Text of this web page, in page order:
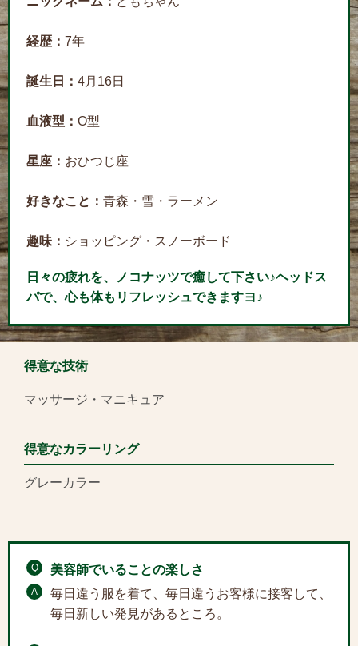
経歴： 7年
誕生日： 4月16日
血液型： O型
星座： おひつじ座
好きなこと： 青森・雪・ラーメン
趣味： ショッピング・スノーボード
日々の疲れを、ノコナッツで癒して下さい♪ヘッドス
パで、心も体もリフレッシュできますヨ♪
得意な技術
マッサージ・マニキュア
得意なカラーリング
グレーカラー
Q 美容師でいることの楽しさ
A
毎日違う服を着て、毎日違うお客様に接客して、
毎日新しい発見があるところ。